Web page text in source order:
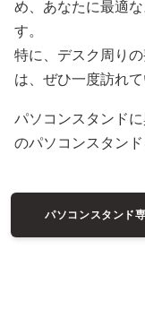
め、あなたに最適
す。
特に、デスク周り
は、ぜひ一度訪れ
パソコンスタンド
のパソコンスタン
パソコンスタンド